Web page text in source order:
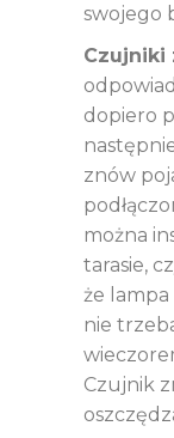
swojego
Czujniki
dopiero
znów
można
tarasie,
że
nie
Czujnik